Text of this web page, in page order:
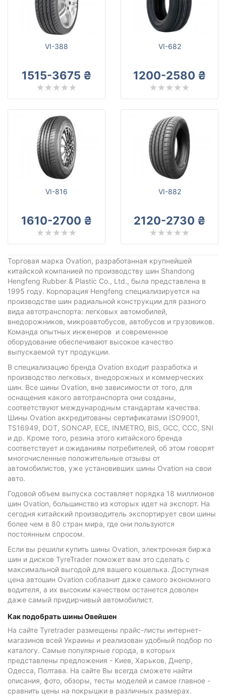
VI-388
1515-3675 ₴
VI-682
1200-2580 ₴
VI-816
1610-2700 ₴
VI-882
2120-2730 ₴
Торговая марка Ovation, разработанная крупнейшей
китайской компанией по производству шин Shandong
Hengfeng Rubber & Plastic Co., Ltd., была представлена в
1995 году. Корпорация Hengfeng специализируется на
производстве шин радиальной конструкции для разного
вида автотранспорта: легковых автомобилей,
внедорожников, микроавтобусов, автобусов и грузовиков.
Команда опытных инженеров и современное
оборудование обеспечивают высокое качество
выпускаемой тут продукции.
В специализацию бренда Ovation входит разработка и
производство легковых, внедорожных и коммерческих
шин. Все шины Ovation, вне зависимости от того, для
оснащения какого автотранспорта они созданы,
соответствуют международным стандартам качества.
Шины Ovation аккредитованы сертификатами ISO9001,
TS16949, DOT, SONCAP, ECE, INMETRO, BIS, GCC, CCC, SNI
и др. Кроме того, резина этого китайского бренда
соответствует и ожиданиям потребителей, об этом говорят
многочисленные положительные отзывы от
автомобилистов, уже установивших шины Ovation на свои
авто.
Годовой объем выпуска составляет порядка 18 миллионов
шин Ovation, большинство из которых идет на экспорт. На
сегодня китайский производитель экспортирует свои шины
более чем в 80 стран мира, где они пользуются
постоянным спросом.
Если вы решили купить шины Ovation, электронная биржа
шин и дисков TyreTrader поможет вам это сделать с
максимальной выгодой для вашего кошелька. Доступная
цена автошин Ovation соблазнит даже самого экономного
водителя, а их высоким качеством останется доволен
даже самый придирчивый автомобилист.
Как подобрать шины Овейшен
На сайте Tyretrader размещены прайс-листы интернет-
магазинов всей Украины и реализован удобный подбор по
каталогу. Самые популярные города, в которых
представлены предложения - Киев, Харьков, Днепр,
Одесса, Полтава. На сайте Вы всегда сможете найти
описания, фото, обзоры, тесты моделей и самое главное -
сравнить цены на покрышки в различных размерах.